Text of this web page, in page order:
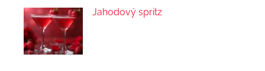
Jahodový spritz